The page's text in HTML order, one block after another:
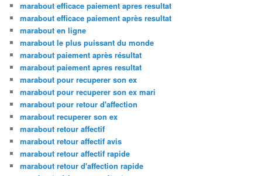
marabout efficace paiement apres resultat
marabout efficace paiement après resultat
marabout en ligne
marabout le plus puissant du monde
marabout paiement après résultat
marabout paiement apres resultat
marabout pour recuperer son ex
marabout pour recuperer son ex mari
marabout pour retour d'affection
marabout recuperer son ex
marabout retour affectif
marabout retour affectif avis
marabout retour affectif rapide
marabout retour d'affection rapide